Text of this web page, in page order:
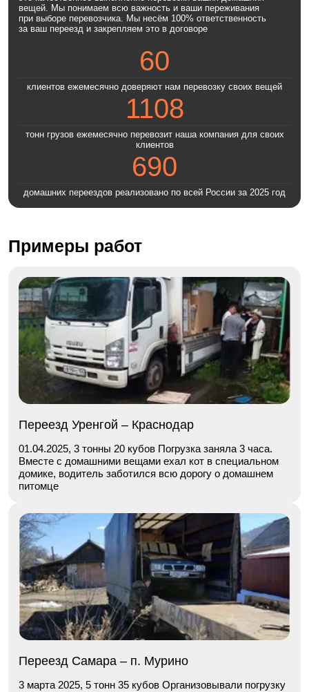
вещей. Мы понимаем всю важность и ваши переживания
при выборе перевозчика. Мы несём 100% ответственность
за ваш переезд и закрепляем это в договоре
60
клиентов ежемесячно доверяют нам перевозку своих вещей
1108
тонн грузов ежемесячно перевозит наша компания для своих
клиентов
690
домашних переездов реализовано по всей России за 2025 год
Примеры работ
Переезд Уренгой – Краснодар
01.04.2025, 3 тонны 20 кубов Погрузка заняла 3 часа.
Вместе с домашними вещами ехал кот в специальном
домике, водитель заботился всю дорогу о домашнем
питомце
Переезд Самара – п. Мурино
3 марта 2025, 5 тонн 35 кубов Организовывали погрузку